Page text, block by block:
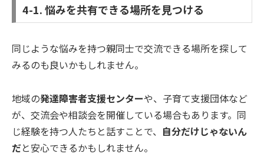
4-1. 悩みを共有できる場所を見つける
同じような悩みを持つ親同士で交流できる場所を探して
みるのも良いかもしれません。
地域の発達障害者支援センターや、子育て支援団体など
が、交流会や相談会を開催している場合もあります。同
じ経験を持つ人たちと話すことで、 自分だけじゃないん
だと安心できるかもしれません。